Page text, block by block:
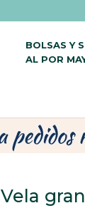
BOLSAS Y
AL POR
Vela